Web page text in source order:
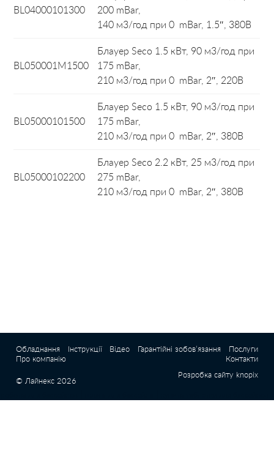
BL04000101300
200 mBar,
140 м3/год при 0 mBar, 1.5″, 380В
BL050001M1500
Блауер Seco 1.5 кВт, 90 м3/год при
175 mBar,
210 м3/год при 0 mBar, 2″, 220В
BL05000101500
Блауер Seco 1.5 кВт, 90 м3/год при
175 mBar,
210 м3/год при 0 mBar, 2″, 380В
BL05000102200
Блауер Seco 2.2 кВт, 25 м3/год при
275 mBar,
210 м3/год при 0 mBar, 2″, 380В
Обладнання Інструкції Відео Гарантійні зобов’язання
Послуги
Про компанію
Контакти
Розробка сайту knopix
© Лайнекс 2026